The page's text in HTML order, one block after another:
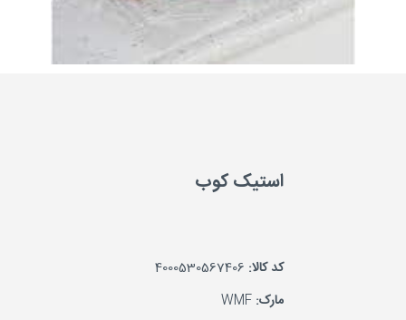
استیک کوب
کد کالا:4000530567406
مارک:WMF